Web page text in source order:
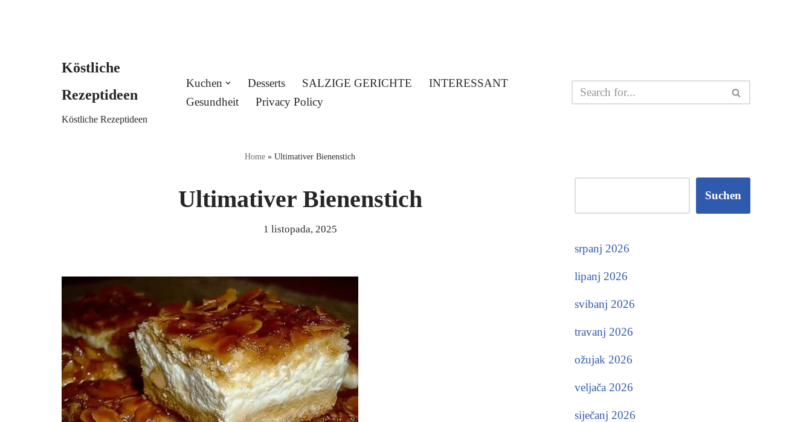
Köstliche
Rezeptideen
Köstliche Rezeptideen
Kuchen Desserts SALZIGE GERICHTE
INTERESSANT
Gesundheit
Privacy Policy
Home » Ultimativer Bienenstich
Ultimativer Bienenstich
1 listopada, 2025
Suchen
srpanj 2026
lipanj 2026
svibanj 2026
travanj 2026
ožujak 2026
veljača 2026
siječanj 2026